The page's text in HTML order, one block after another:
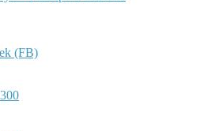
(FB)